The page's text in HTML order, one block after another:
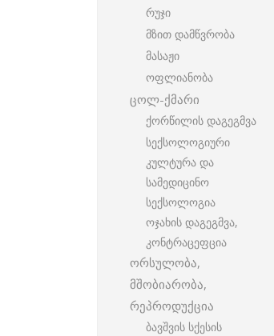
რუჯი
მზით დამწვრობა
მასაჟი
ოფლიანობა
ცოლ-ქმარი
ქორწილის დაგეგმვა
სექსოლოგიური
კულტურა და
სამედიცინო
სექსოლოგია
ოჯახის დაგეგმვა,
კონტრაცეფცია
ორსულობა,
მშობიარობა,
რეპროდუქცია
ბავშვის სქესის